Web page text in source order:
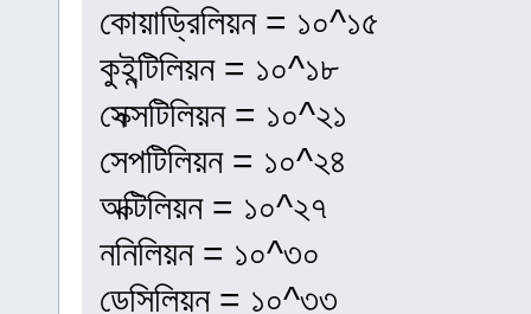
কোয়াড্রিলিয়ন = ১০^১৫
কুইন্টিলিয়ন = ১০^১৮
সেক্সটিলিয়ন = ১০^২১
সেপটিলিয়ন = ১০^২৪
অক্টিলিয়ন = ১০^২৭
ননিলিয়ন = ১০^৩০
ডেসিলিয়ন = ১০^৩৩